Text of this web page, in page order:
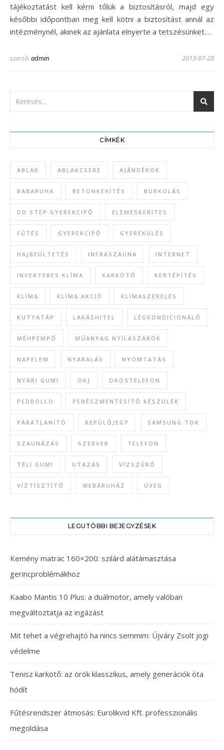
tájékoztatást kell kérni tőlük a biztosításról, majd egy
későbbi időpontban meg kell kötni a biztosítást annál az
intézménynél, akinek az ajánlata elnyerte a tetszésünket.…
szerző:admin 2013-07-28
CÍMKÉK
ABLAK ABLAKCSERE AJÁNDÉKOK
BABARUHA BETONKERÍTÉS BURKOLÁS
DD STEP GYEREKCIPŐ ELEMESKERITES
FŰTÉS GYEREKCIPŐ GYEREKÜLÉS
HAJBEÜLTETÉS INFRASZAUNA INTERNET
INVERTERES KLÍMA KARKÖTŐ KERTÉPÍTÉS
KLÍMA KLÍMA AKCIÓ KLÍMASZERELÉS
KUTYATÁP LAKÁSHITEL LÉGKONDICIONÁLÓ
MÉHPEMPŐ MŰANYAG NYÍLÁSZÁRÓK
NAPELEM NYARALÁS NYOMTATÁS
NYÁRI GUMI OKJ OKOSTELEFON
PEDROLLO PENÉSZMENTESÍTŐ KÉSZÜLÉK
PÁRÁTLANÍTÓ REPÜLŐJEGY SAMSUNG TOK
SZAUNÁZÁS SZERVER TELEFON
TÉLI GUMI UTAZÁS VÍZSZŰRŐ
VÍZTISZTÍTÓ WEBÁRUHÁZ ÜVEG
LEGUTÓBBI BEJEGYZÉSEK
Kemény matrac 160×200: szilárd alátámasztása
gerincproblémákhoz
Kaabo Mantis 10 Plus: a duálmotor, amely valóban
megváltoztatja az ingázást
Mit tehet a végrehajtó ha nincs semmim: Újváry Zsolt jogi
védelme
Tenisz karkötő: az örök klasszikus, amely generációk óta
hódít
Fűtésrendszer átmosás: Eurolikvid Kft. professzionális
megoldása